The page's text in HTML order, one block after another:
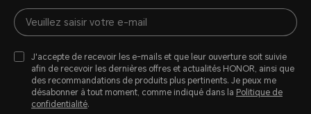
J'accepte de recevoir les e-mails et que leur ouverture soit suivie
afin de recevoir les dernières offres et actualités HONOR, ainsi que
des recommandations de produits plus pertinents. Je peux me
désabonner à tout moment, comme indiqué dans la Politique de
confidentialité.